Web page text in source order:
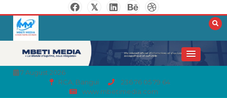
7 August 2026
RCA, Bangui
236 76 05 79 64
www.mbetimedia.com